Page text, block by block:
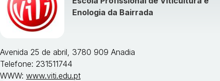
Enologia da Bairrada
Avenida 25 de abril, 3780 909 Anadia
Telefone: 231511744
WWW: www.viti.edu.pt